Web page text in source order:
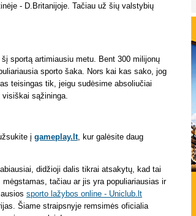
- D.Britanijoje. Tačiau už šių valstybių
sportą artimiausiu metu. Bent 300 milijonų
sporto šaka. Nors kai kas sako, jog
teisingas tik, jeigu sudėsime absoliučiai
sąžininga.
į gameplay.lt, kur galėsite daug
didžioji dalis tikrai atsakytų, kad tai
tačiau ar jis yra populiariausias ir
sporto lažybos online - Uniclub.lt
Šiame straipsnyje remsimės oficialia